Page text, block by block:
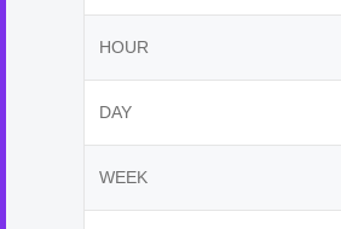
HOUR
DAY
WEEK